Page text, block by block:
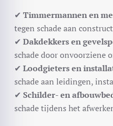
✔ Timmermannen en
tegen schade aan
✔ Dakdekkers en
schade door onvoorziene
✔ Loodgieters en
schade aan leidingen,
✔ Schilder- en
schade tijdens het